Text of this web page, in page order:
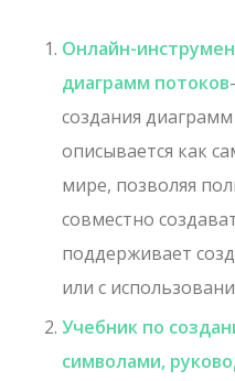
Онлайн-
диаграмм потоков
создания
описывается как
мире, позволяя
совместно
поддерживает
или с
Учебник по
символами,